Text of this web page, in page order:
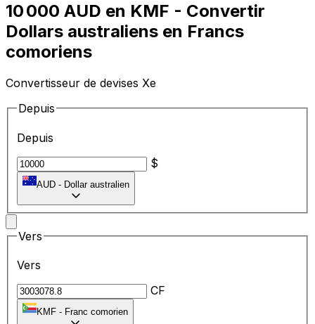
10 000 AUD en KMF - Convertir
Dollars australiens en Francs
comoriens
Convertisseur de devises Xe
Depuis
Depuis
$
AUD - Dollar australien
Vers
Vers
CF
KMF - Franc comorien